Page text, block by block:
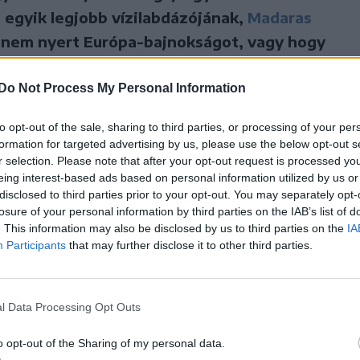
Do Not Process My Personal Information
opt-out of the sale, sharing to third parties, or processing of your
for targeted advertising by us, please use the below opt-out
selection. Please note that after your opt-out request is processed
interest-based ads based on personal information utilized by us
to third parties prior to your opt-out. You may separately
of your personal information by third parties on the IAB’s list of
This information may also be disclosed by us to third parties on the
Participants that may further disclose it to other third parties.
Data Processing Opt Outs
opt-out of the Sharing of my personal data.
legjobb vízilabdázójának, Madaras
nyert Európa-bajnokságot, vagy hogy
részvevő csapatba?
akkor nincs. Inkább egy-egy meccs van, ami
hogy mi hiányzott a győzelemhez, mit
én miként változtathattam volna meg a
döntőre gondolok, de ez is bután hangzik,
nyertem négyet. Akinek ilyen pályafutása volt,
hiányérzete van, nekem igazából nincs is.
bajnok, annak nagy hiányérzete nem lehet,
pláne ne beszéljen ilyeneket. Ez akkor is igaz
lennének. Egyébként nekem abból is van kettő,
viszont megnyertem.